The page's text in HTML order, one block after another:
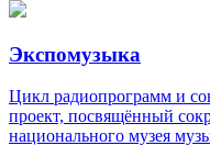
Экспомузыка
Цикл радиопрограмм и
проект, посвящённый
национального музея